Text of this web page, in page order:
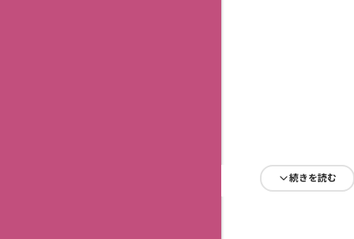
続きを読む
続きを読む
続きを読む
続きを読む
続きを読む
続きを読む
続きを読む
続きを読む
続きを読む
続きを読む
続きを読む
続きを読む
続きを読む
続きを読む
続きを読む
続きを読む
続きを読む
続きを読む
続きを読む
続きを読む